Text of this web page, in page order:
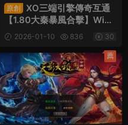
端遊服務端
原創
XO三端引擎傳奇互通
【1.80大秦暴風合擊】Win
一鍵服務端+PC安卓蘋果三
端+加密工具+視頻架設教程
2026-01-10 836 30
薦